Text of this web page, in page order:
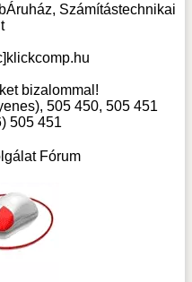
Számítástechnikai
bizalommal!
505 450, 505 451
505 451
Fórum